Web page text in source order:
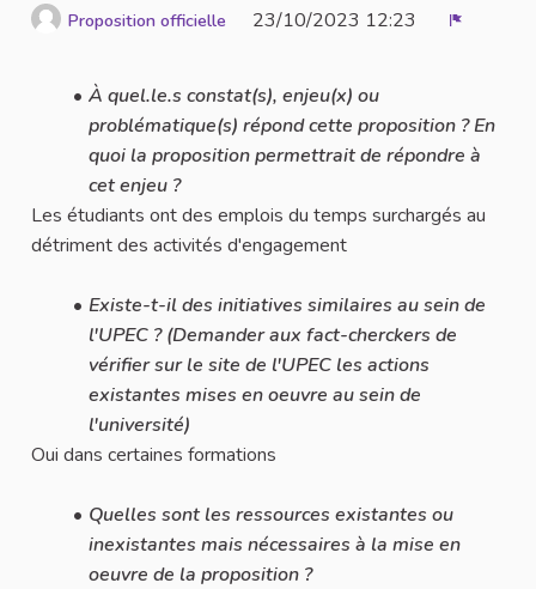
Proposition officielle 23/10/2023 12:23
À quel.le.s constat(s), enjeu(x) ou
problématique(s) répond cette proposition ? En
quoi la proposition permettrait de répondre à
cet enjeu ?
Les étudiants ont des emplois du temps surchargés au
détriment des activités d'engagement
Existe-t-il des initiatives similaires au sein de
l'UPEC ? (Demander aux fact-cherckers de
vérifier sur le site de l'UPEC les actions
existantes mises en oeuvre au sein de
l'université)
Oui dans certaines formations
Quelles sont les ressources existantes ou
inexistantes mais nécessaires à la mise en
oeuvre de la proposition ?